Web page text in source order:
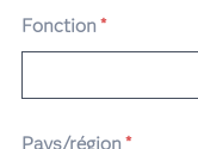
Fonction *
Pays/région *